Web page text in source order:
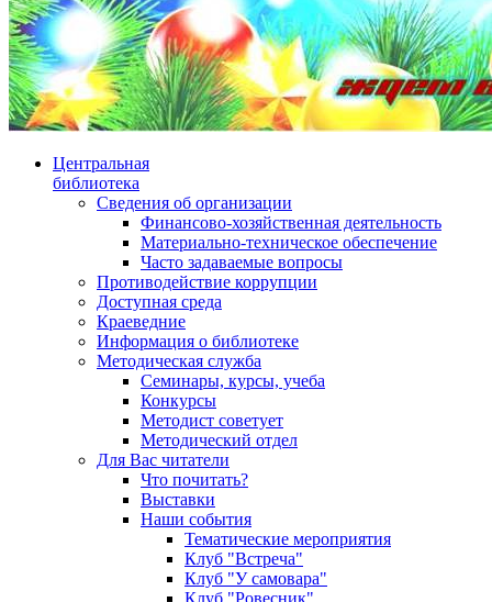
Центральная
библиотека
Сведения об организации
Финансово-хозяйственная деятельность
Материально-техническое обеспечение
Часто задаваемые вопросы
Противодействие коррупции
Доступная среда
Краеведние
Информация о библиотеке
Методическая служба
Семинары, курсы, учеба
Конкурсы
Методист советует
Методический отдел
Для Вас читатели
Что почитать?
Выставки
Наши события
Тематические мероприятия
Клуб "Встреча"
Клуб "У самовара"
Клуб "Ровесник"